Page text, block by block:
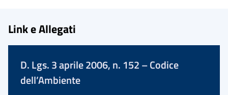
Link e Allegati
D. Lgs. 3 aprile 2006, n. 152 – Codice
dell’Ambiente